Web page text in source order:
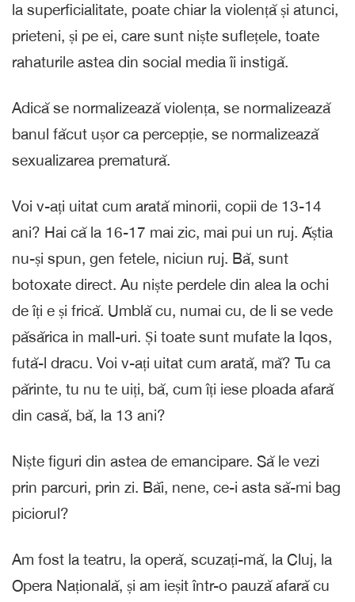
la superficialitate, poate chiar la violență și atunci,
prieteni, și pe ei, care sunt niște suflețele, toate
rahaturile astea din social media îi instigă.
Adică se normalizează violența, se normalizează
banul făcut ușor ca percepție, se normalizează
sexualizarea prematură.
Voi v-ați uitat cum arată minorii, copii de 13-14
ani? Hai că la 16-17 mai zic, mai pui un ruj. Ăștia
nu-și spun, gen fetele, niciun ruj. Bă, sunt
botoxate direct. Au niște perdele din alea la ochi
de îți e și frică. Umblă cu, numai cu, de li se vede
păsărica in mall-uri. Și toate sunt mufate la Iqos,
fută-l dracu. Voi v-ați uitat cum arată, mă? Tu ca
părinte, tu nu te uiți, bă, cum îți iese ploada afară
din casă, bă, la 13 ani?
Niște figuri din astea de emancipare. Să le vezi
prin parcuri, prin zi. Băi, nene, ce-i asta să-mi bag
piciorul?
Am fost la teatru, la operă, scuzați-mă, la Cluj, la
Opera Națională, și am ieșit într-o pauză afară cu